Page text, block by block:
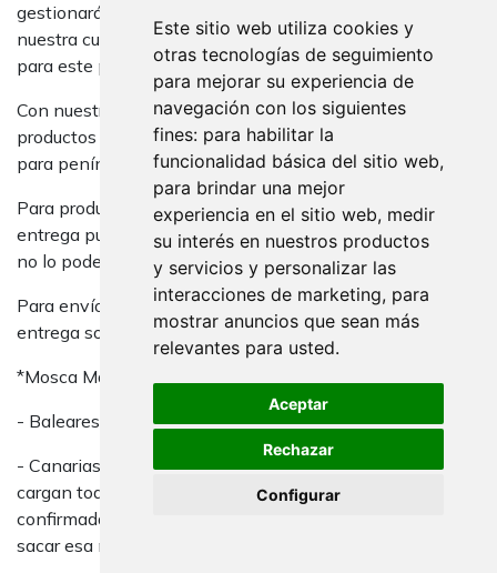
Este sitio web utiliza cookies y
otras tecnologías de seguimiento
para mejorar su experiencia de
navegación con los siguientes
fines: para habilitar la
funcionalidad básica del sitio web,
para brindar una mejor
experiencia en el sitio web, medir
su interés en nuestros productos
y servicios y personalizar las
interacciones de marketing, para
mostrar anuncios que sean más
relevantes para usted.
Aceptar
Rechazar
Configurar
gestionará en cuanto el importe esté abonado en
nuestra cuenta, los justificantes no se consideran válidos
para este proceso.
Con nuestra agencia de transporte (Ontime) recibirá sus
productos en un plazo de entre 24 y 72 horas. (Válido
para península)
Para productos de 240/300cm de altura, el plazo de
entrega puede ser un poco mayor, este tipo de producto
no lo podemos servir fuera de España.
Para envíos fuera de la Península, los tiempos de
entrega son:
*Mosca Marítimo:
- Baleares: 2-10 días laborables
- Canarias: 5-12 días laborables (Los contenedores se
cargan todos los jueves, si tenemos la compra
confirmada el miércoles nos aseguramos de poderlo
sacar esa misma semana).